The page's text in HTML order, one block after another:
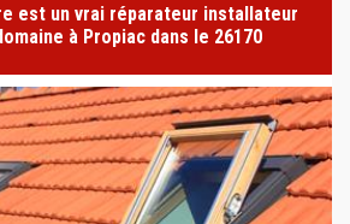
est un vrai réparateur installateur
à Propiac dans le 26170